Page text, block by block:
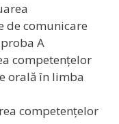
de comunicare
A
competențelor
orală în limba
competențelor